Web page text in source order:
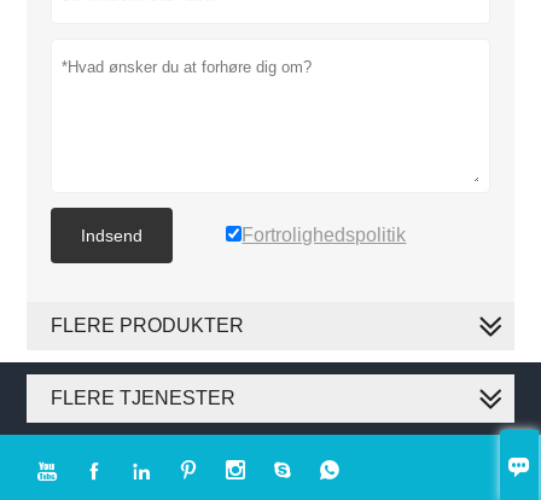

Indsend Fortrolighedspolitik
FLERE PRODUKTER
FLERE TJENESTER
      